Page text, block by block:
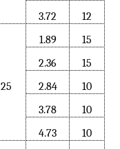
3.72 12
25
1.89
15
2.36
15
2.84
10
3.78
10
4.73 10